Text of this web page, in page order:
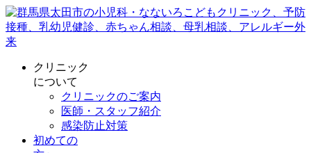
クリニック
について
クリニックのご案内
医師・スタッフ紹介
感染防止対策
初めての